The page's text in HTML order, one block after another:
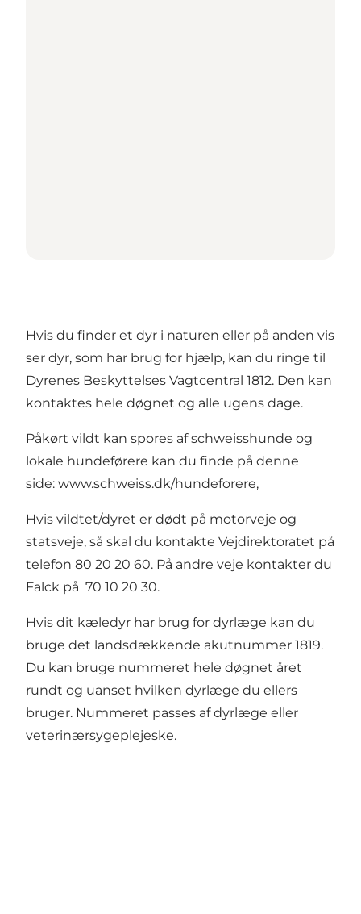
Hvis du finder et dyr i naturen eller på anden vis
ser dyr, som har brug for hjælp, kan du ringe til
Dyrenes Beskyttelses Vagtcentral 1812. Den kan
kontaktes hele døgnet og alle ugens dage.
Påkørt vildt kan spores af schweisshunde og
lokale hundeførere kan du finde på denne
side: www.schweiss.dk/hundeforere,
Hvis vildtet/dyret er dødt på motorveje og
statsveje, så skal du kontakte Vejdirektoratet på
telefon 80 20 20 60. På andre veje kontakter du
Falck på 70 10 20 30.
Hvis dit kæledyr har brug for dyrlæge kan du
bruge det landsdækkende akutnummer 1819.
Du kan bruge nummeret hele døgnet året
rundt og uanset hvilken dyrlæge du ellers
bruger. Nummeret passes af dyrlæge eller
veterinærsygeplejeske.